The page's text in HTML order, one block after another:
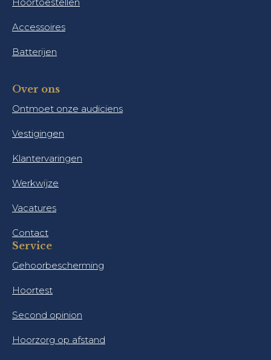
Accessoires
Batterijen
Over ons
Ontmoet onze audiciens
Vestigingen
Klantervaringen
Werkwijze
Vacatures
Contact
Service
Gehoorbescherming
Hoortest
Second opinion
Hoorzorg op afstand